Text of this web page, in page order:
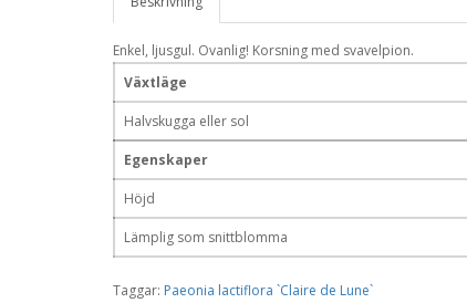
Enkel, ljusgul. Ovanlig! Korsning med svavelpion.
Växtläge
Halvskugga eller sol
Egenskaper
Höjd
Lämplig som snittblomma
Taggar: Paeonia lactiflora `Claire de Lune`